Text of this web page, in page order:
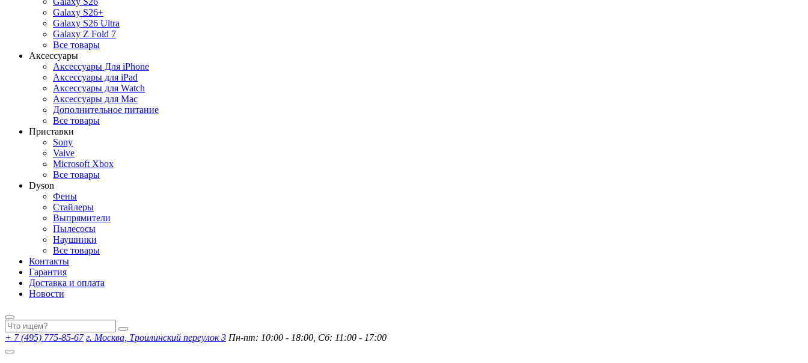
Galaxy S26+
Galaxy S26 Ultra
Galaxy Z Fold 7
Все товары
Аксессуары
Аксессуары Для iPhone
Аксессуары для iPad
Аксессуары для Watch
Аксессуары для Mac
Дополнительное питание
Все товары
Приставки
Sony
Valve
Microsoft Xbox
Все товары
Dyson
Фены
Стайлеры
Выпрямители
Пылесосы
Наушники
Все товары
Контакты
Гарантия
Доставка и оплата
Новости
+ 7 (495) 775-85-67 г. Москва, Троилинский переулок 3 Пн-пт: 10:00 - 18:00, Сб: 11:00 - 17:00